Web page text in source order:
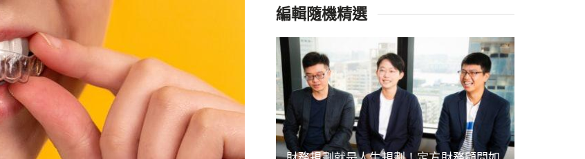
編輯隨機精選